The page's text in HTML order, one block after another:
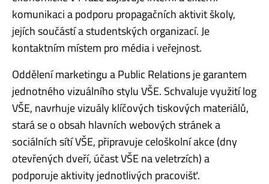
komunikaci a podporu propagačních aktivit školy,
jejích součástí a studentských organizací. Je
kontaktním místem pro média i veřejnost.
Oddělení marketingu a Public Relations je garantem
jednotného vizuálního stylu VŠE. Schvaluje využití log
VŠE, navrhuje vizuály klíčových tiskových materiálů,
stará se o obsah hlavních webových stránek a
sociálních sítí VŠE, připravuje celoškolní akce (dny
otevřených dveří, účast VŠE na veletrzích) a
podporuje aktivity jednotlivých pracovišť.